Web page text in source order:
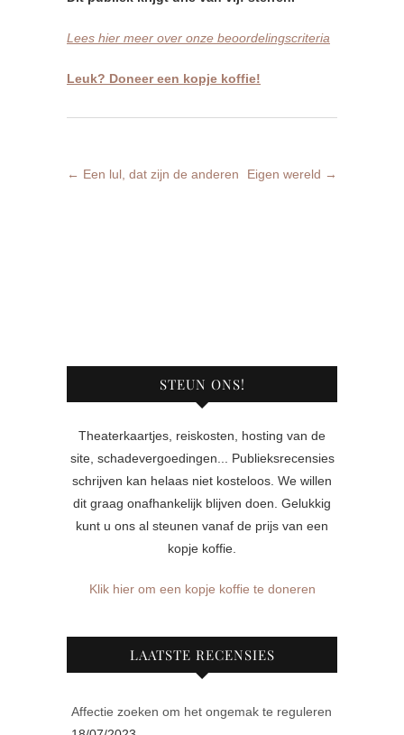
Lees hier meer over onze beoordelingscriteria
Leuk? Doneer een kopje koffie!
← Een lul, dat zijn de anderen Eigen wereld →
STEUN ONS!
Theaterkaartjes, reiskosten, hosting van de
site, schadevergoedingen... Publieksrecensies
schrijven kan helaas niet kosteloos. We willen
dit graag onafhankelijk blijven doen. Gelukkig
kunt u ons al steunen vanaf de prijs van een
kopje koffie.
Klik hier om een kopje koffie te doneren
LAATSTE RECENSIES
Affectie zoeken om het ongemak te reguleren